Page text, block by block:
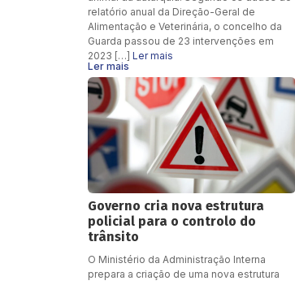
relatório anual da Direção-Geral de
Alimentação e Veterinária, o concelho da
Guarda passou de 23 intervenções em
2023 […] Ler mais
Ler mais
Governo cria nova estrutura
policial para o controlo do
trânsito
O Ministério da Administração Interna
prepara a criação de uma nova estrutura